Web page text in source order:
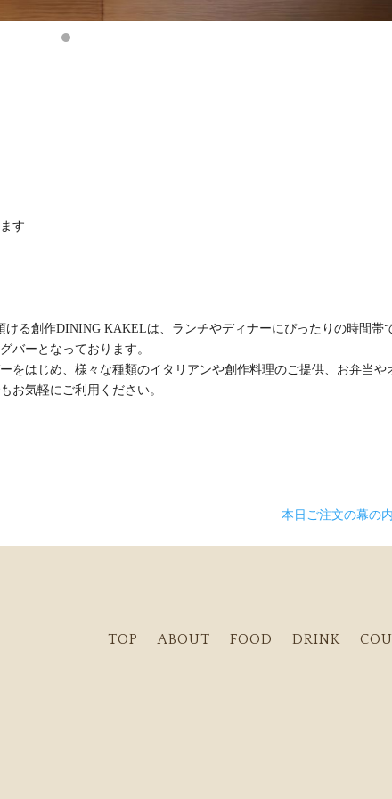
す
る創作DINING KAKELは、ランチやディナーにぴったりの時間帯
バーとなっております。
をはじめ、様々な種類のイタリアンや創作料理のご提供、お弁当や
お気軽にご利用ください。
本日ご注文の幕の
TOP ABOUT FOOD DRINK